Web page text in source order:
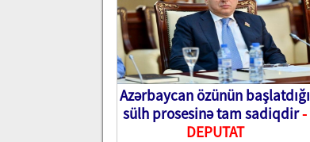
Azərbaycan özünün başlatdığı
sülh prosesinə tam sadiqdir-
DEPUTAT